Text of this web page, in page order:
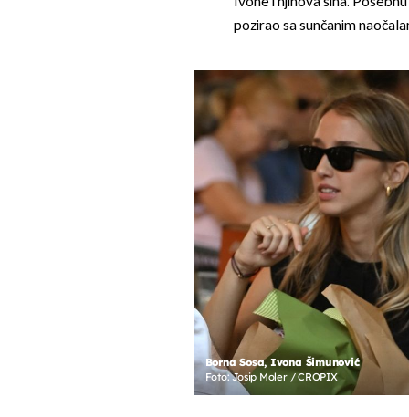
pozirao sa sunčanim
Borna Sosa, Ivona Šimunović
Foto: Josip Moler / CROPIX